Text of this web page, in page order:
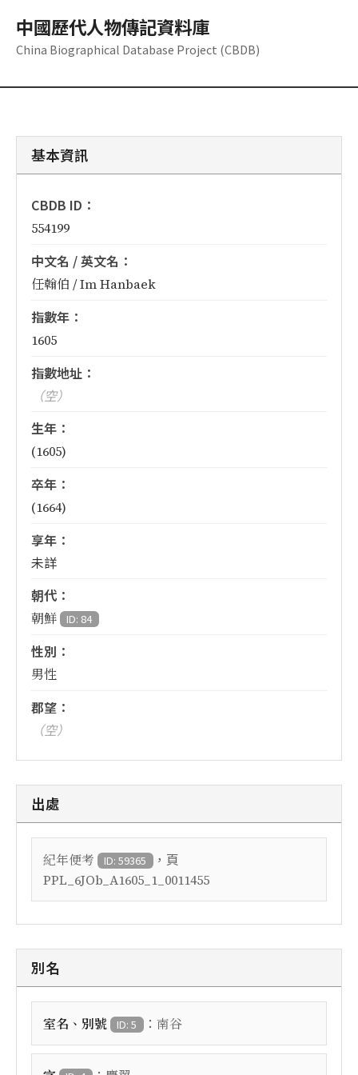
中國歷代人物傳記資料庫
China Biographical Database Project (CBDB)
基本資訊
CBDB ID：
554199
中文名 / 英文名：
任翰伯 / Im Hanbaek
指數年：
1605
指數地址：
（空）
生年：
(1605)
卒年：
(1664)
享年：
未詳
朝代：
朝鮮 ID: 84
性別：
男性
郡望：
（空）
出處
紀年便考 ID: 59365 ，頁
PPL_6JOb_A1605_1_0011455
別名
室名、別號 ID: 5 ： 南谷